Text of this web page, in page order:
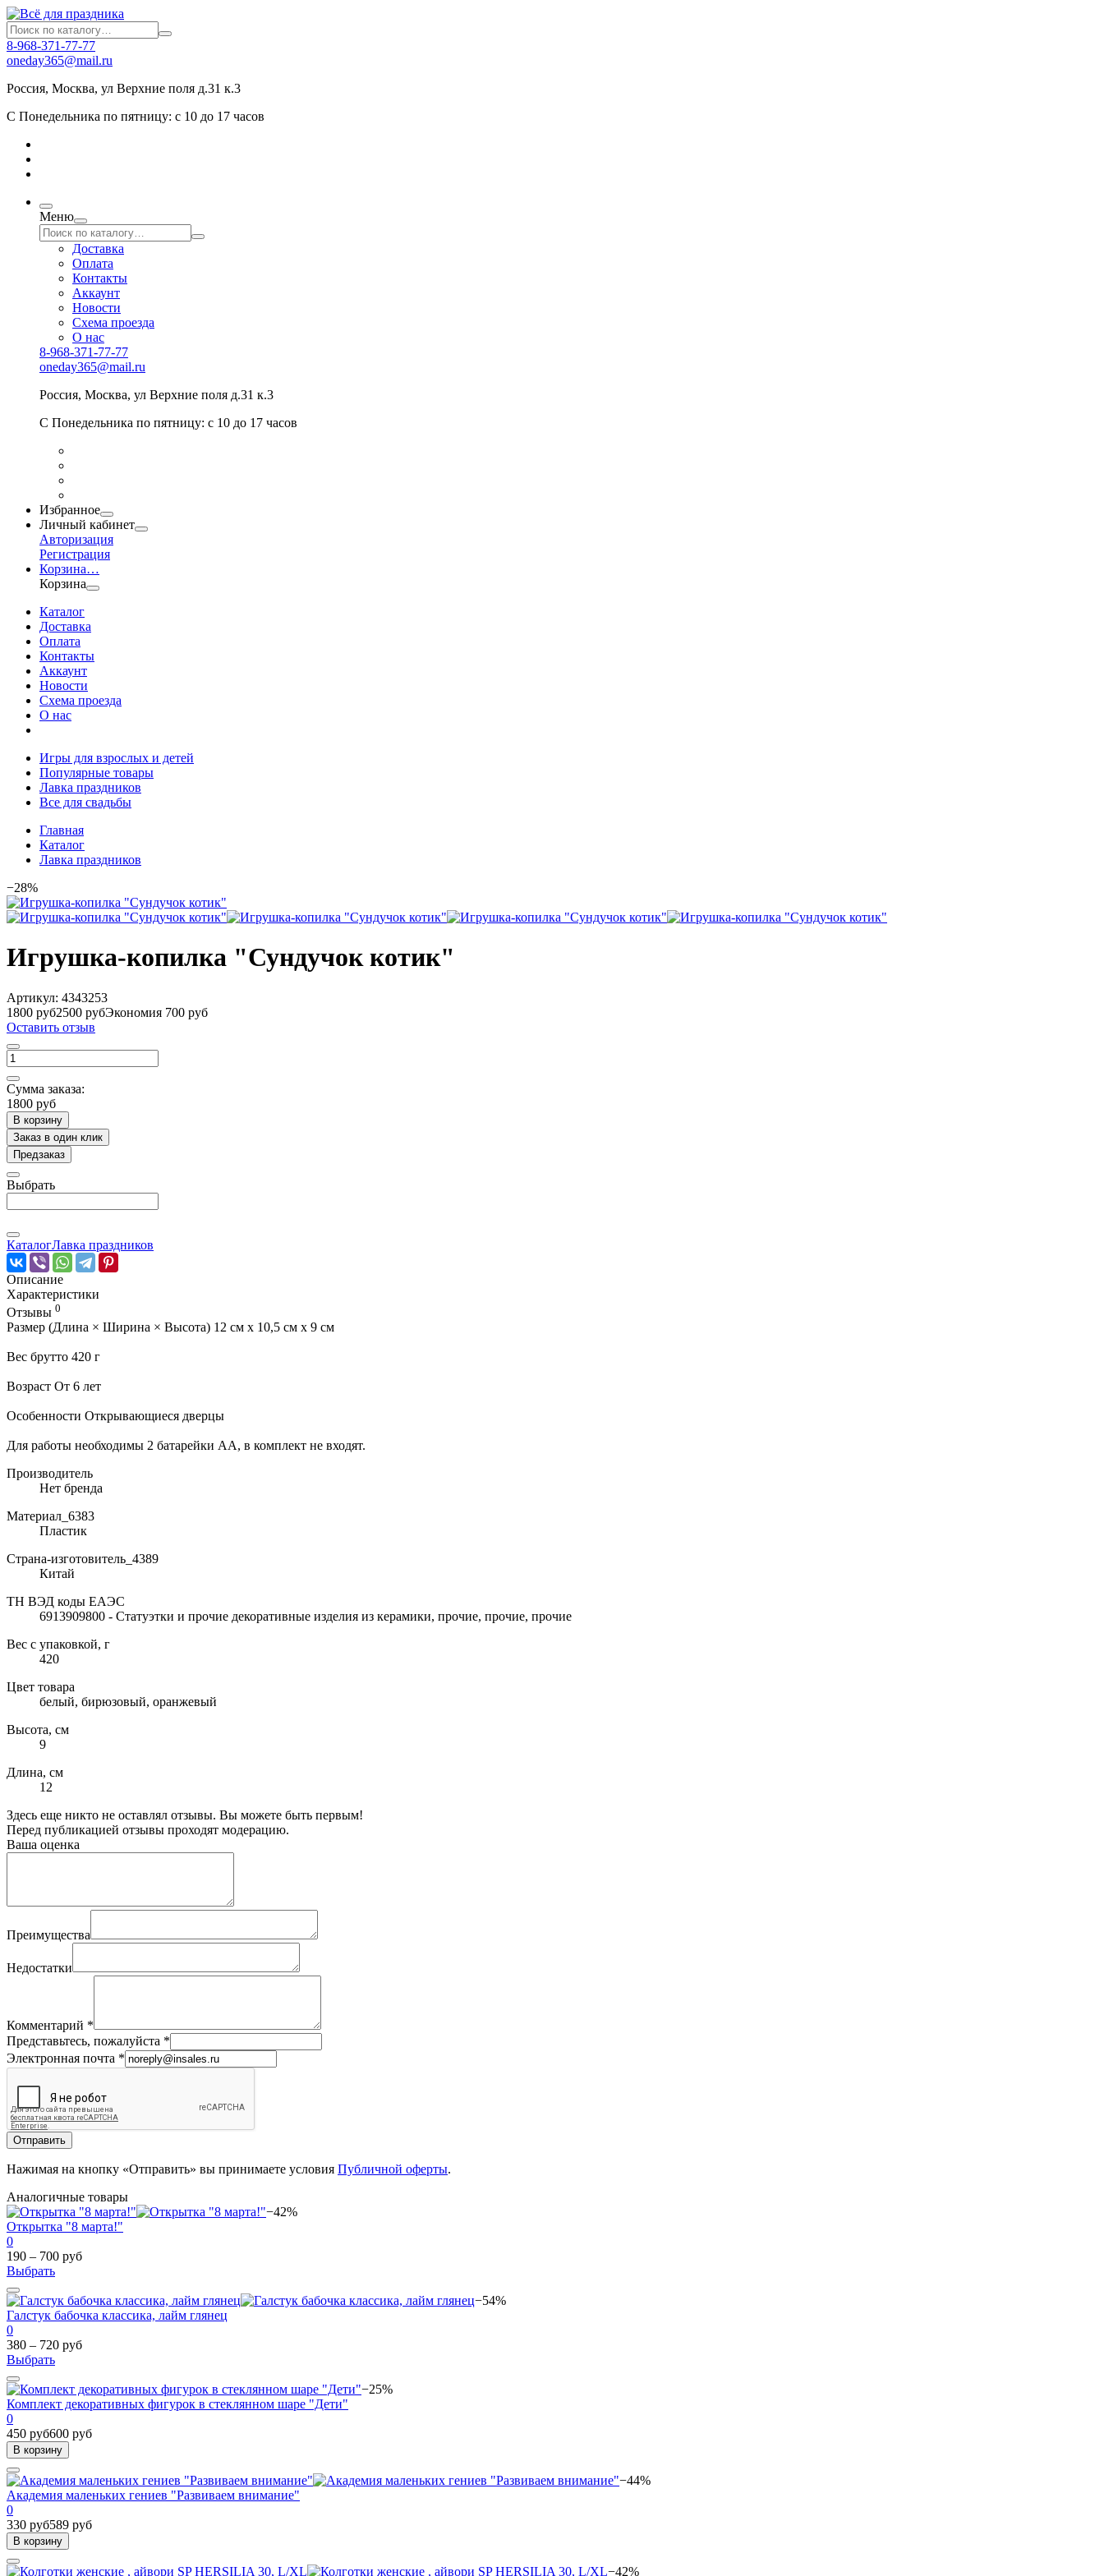
8-968-371-77-77
oneday365@mail.ru
Россия, Москва, ул Верхние поля д.31 к.3
С Понедельника по пятницу: с 10 до 17 часов
Меню
Доставка
Оплата
Контакты
Аккаунт
Новости
Схема проезда
О нас
8-968-371-77-77
oneday365@mail.ru
Россия, Москва, ул Верхние поля д.31 к.3
С Понедельника по пятницу: с 10 до 17 часов
Избранное
Личный кабинет
Авторизация
Регистрация
Корзина…
Корзина
Каталог
Доставка
Оплата
Контакты
Аккаунт
Новости
Схема проезда
О нас
Игры для взрослых и детей
Популярные товары
Лавка праздников
Все для свадьбы
Главная
Каталог
Лавка праздников
−28%
Игрушка-копилка "Сундучок котик"
Артикул: 4343253
1800 руб2500 рубЭкономия 700 руб
Оставить отзыв
Сумма заказа:
1800 руб
В корзину
Заказ в один клик
Предзаказ
Выбрать
КаталогЛавка праздников
Описание
Характеристики
Отзывы 0
Размер (Длина × Ширина × Высота) 12 см х 10,5 см х 9 см
Вес брутто 420 г
Возраст От 6 лет
Особенности Открывающиеся дверцы
Для работы необходимы 2 батарейки AA, в комплект не входят.
Производитель
Нет бренда
Материал_6383
Пластик
Страна-изготовитель_4389
Китай
ТН ВЭД коды ЕАЭС
6913909800 - Статуэтки и прочие декоративные изделия из керамики, прочие, прочие, прочие
Вес с упаковкой, г
420
Цвет товара
белый, бирюзовый, оранжевый
Высота, см
9
Длина, см
12
Здесь еще никто не оставлял отзывы. Вы можете быть первым!
Перед публикацией отзывы проходят модерацию.
Ваша оценка
Преимущества
Недостатки
Комментарий *
Представьтесь, пожалуйста *
Электронная почта *
Отправить
Нажимая на кнопку «Отправить» вы принимаете условия Публичной оферты.
Аналогичные товары
−42%
Открытка "8 марта!"
0
190 – 700 руб
Выбрать
−54%
Галстук бабочка классика, лайм глянец
0
380 – 720 руб
Выбрать
−25%
Комплект декоративных фигурок в стеклянном шаре "Дети"
0
450 руб600 руб
В корзину
−44%
Академия маленьких гениев "Развиваем внимание"
0
330 руб589 руб
В корзину
−42%